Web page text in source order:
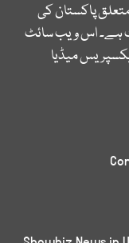
پاکستان کی
ہے۔ اس ویب سائٹ
میڈیا